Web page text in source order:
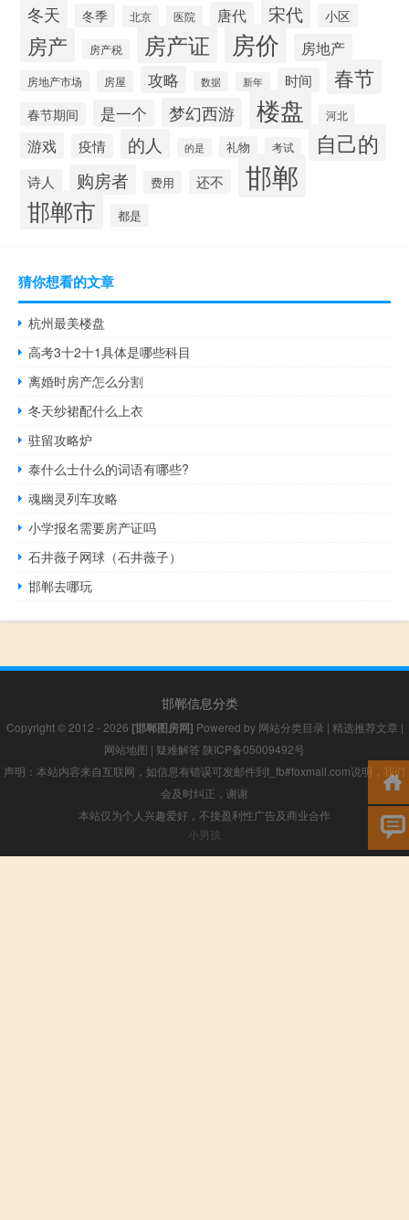
冬天 冬季 北京 医院 唐代 宋代 小区
房产 房产税 房产证 房价 房地产
房地产市场 房屋 攻略 数据 新年 时间 春节
春节期间 是一个 梦幻西游 楼盘 河北
游戏 疫情 的人 的是 礼物 考试 自己的
诗人 购房者 费用 还不 邯郸
邯郸市 都是
猜你想看的文章
杭州最美楼盘
高考3十2十1具体是哪些科目
离婚时房产怎么分割
冬天纱裙配什么上衣
驻留攻略炉
泰什么士什么的词语有哪些?
魂幽灵列车攻略
小学报名需要房产证吗
石井薇子网球（石井薇子）
邯郸去哪玩
邯郸信息分类
Copyright © 2012 - 2026 [邯郸图房网] Powered by 网站分类目录 | 精选推荐文章 |
网站地图 | 疑难解答 陕ICP备05009492号
声明：本站内容来自互联网，如信息有错误可发邮件到f_fb#foxmail.com说明，我们
会及时纠正，谢谢
本站仅为个人兴趣爱好，不接盈利性广告及商业合作
小男孩